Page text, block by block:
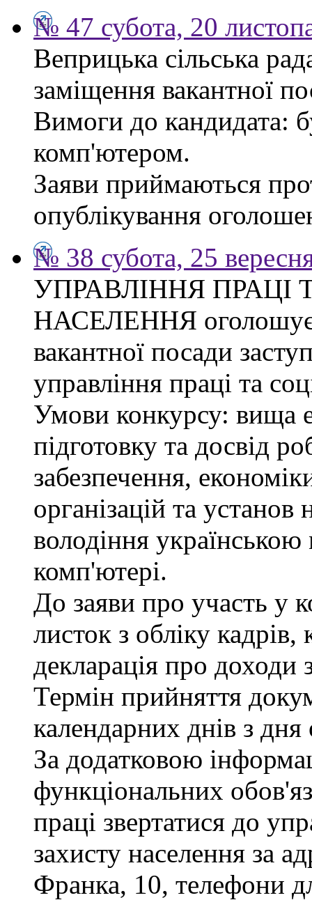
№ 47 субота, 20
Веприцька сільська
заміщення вакантної
Вимоги до кандидата:
комп'ютером.
Заяви приймаються
опублікування
№ 38 субота, 25
УПРАВЛІННЯ ПРАЦІ
НАСЕЛЕННЯ оголошує
вакантної посади
управління праці та
Умови конкурсу: вища
підготовку та досвід
забезпечення,
організацій та
володіння
комп'ютері.
До заяви про участь у
листок з обліку
декларація про доходи
Термін прийняття
календарних днів з
За додатковою
функціональних
праці звертатися до
захисту населення за
Франка, 10, телефони